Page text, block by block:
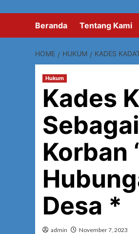
Beranda Tentang Kami
HOME HUKUM KADES
Hukum
Kades
Korban
Desa *
admin November 7, 2023